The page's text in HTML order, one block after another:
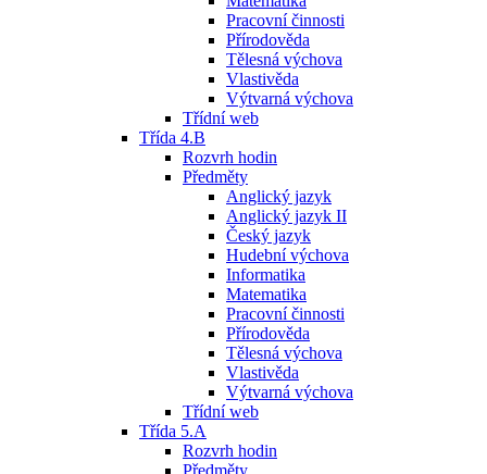
Pracovní činnosti
Přírodověda
Tělesná výchova
Vlastivěda
Výtvarná výchova
Třídní web
Třída 4.B
Rozvrh hodin
Předměty
Anglický jazyk
Anglický jazyk II
Český jazyk
Hudební výchova
Informatika
Matematika
Pracovní činnosti
Přírodověda
Tělesná výchova
Vlastivěda
Výtvarná výchova
Třídní web
Třída 5.A
Rozvrh hodin
Předměty